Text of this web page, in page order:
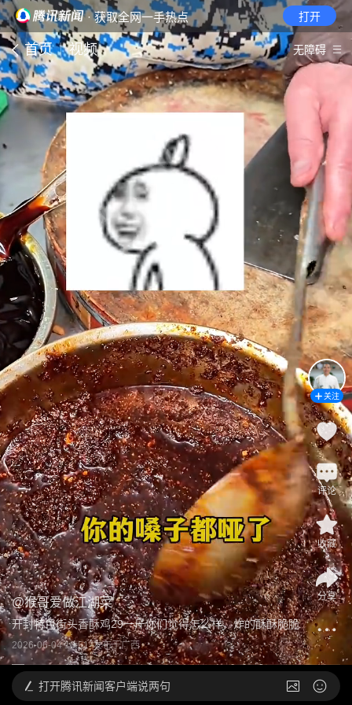
· 获取全网一手热点 打开
首页 视频 无障碍
@猴哥爱做江湖菜
开封特色街头香酥鸡29一斤你们觉得怎么样，炸的酥酥脆脆
2026-06-04 10:51 发布于广西
关注
评论
收藏
分享
打开腾讯新闻客户端说两句